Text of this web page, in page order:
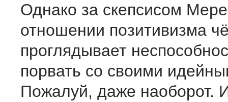
Однако за скепсисом
отношении позитивизма
проглядывает
порвать со своими
Пожалуй, даже наоборот.